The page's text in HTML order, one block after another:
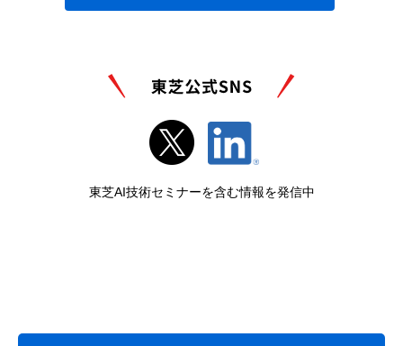
東芝AI技術セミナーを含む情報を発信中